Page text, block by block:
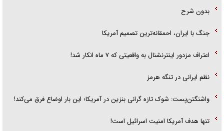
بدون شرح
جنگ با ایران، احمقانه‌ترین تصمیم آمریکا
اعتراف مزدور اینترنشنال به واقعیتی که ۷ ماه انکار شد!
نظم ایرانی در تنگه هرمز
واشنگتن‌پست: شوک تازه گرانی بنزین در آمریکا؛ این بار اوضاع فرق می‌کند!
تنها هدف آمریکا امنیت اسرائیل است!